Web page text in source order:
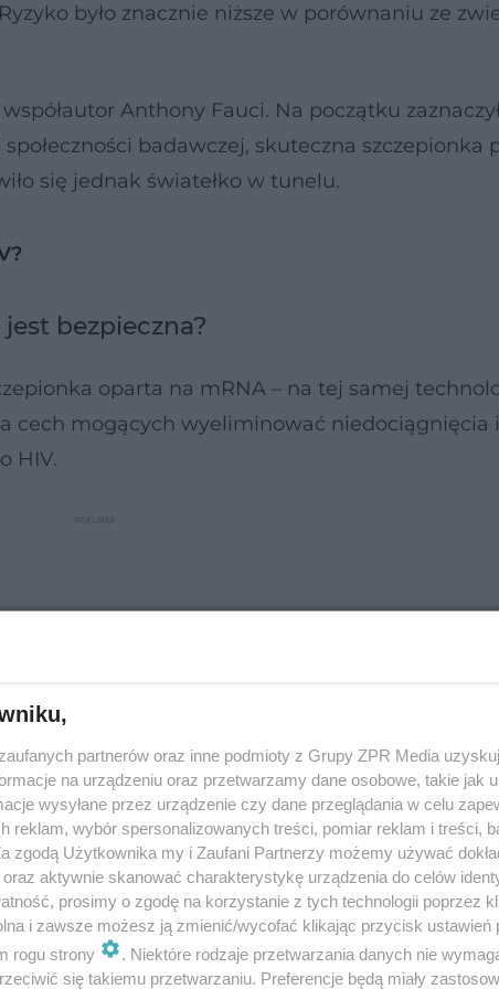
było znacznie niższe w porównaniu ze
Anthony Fauci. Na początku
badawczej, skuteczna szczepionka
się jednak światełko w tunelu.
bezpieczna?
oparta na mRNA – na tej samej
cech mogących wyeliminować niedociągnięcia
HIV.
preparatu były wysokie, ale mimo
były łagodne i przejściowe takie jak
makaki. Wyniki pokazują, że u zwierząt
wielu szczepom wirusa HIV.
partnerów oraz inne podmioty z Grupy ZPR Media
na urządzeniu oraz przetwarzamy dane osobowe, takie jak
wysyłane przez urządzenie czy dane przeglądania w celu
reklam, wybór spersonalizowanych treści, pomiar reklam i treści,
zgodą Użytkownika my i Zaufani Partnerzy możemy używać
aktywnie skanować charakterystykę urządzenia do celów
prosimy o zgodę na korzystanie z tych technologii poprzez
i zawsze możesz ją zmienić/wycofać klikając przycisk ustawień
rogu strony
. Niektóre rodzaje przetwarzania danych nie
się takiemu przetwarzaniu. Preferencje będą miały